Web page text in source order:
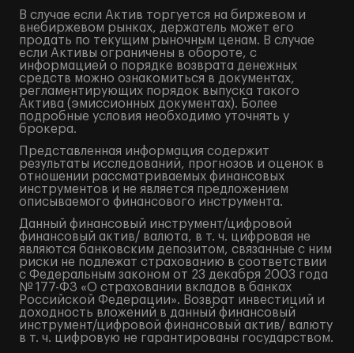
В случае если Актив торгуется на биржевом и
внебиржевом рынках, держатель может его
продать по текущим рыночным ценам. В случае
если Активы ограничены в обороте, с
информацией о порядке возврата денежных
средств можно ознакомиться в документах,
регламентирующих порядок выпуска такого
Актива (эмиссионных документах). Более
подробные условия необходимо уточнять у
брокера.
Представленная информация содержит
результаты исследований, прогнозов и оценок в
отношении рассматриваемых финансовых
инструментов и не является предложением
описываемого финансового инструмента.
Данный финансовый инструмент/цифровой
финансовый актив/ валюта, в т. ч. цифровая не
являются банковским депозитом, связанные с ним
риски не подлежат страхованию в соответствии
с Федеральным законом от 23 декабря 2003 года
№ 177-ФЗ «О страховании вкладов в банках
Российской Федерации». Возврат инвестиций и
доходность вложений в данный финансовый
инструмент/цифровой финансовый актив/ валюту
в т. ч. цифровую не гарантированы государством.